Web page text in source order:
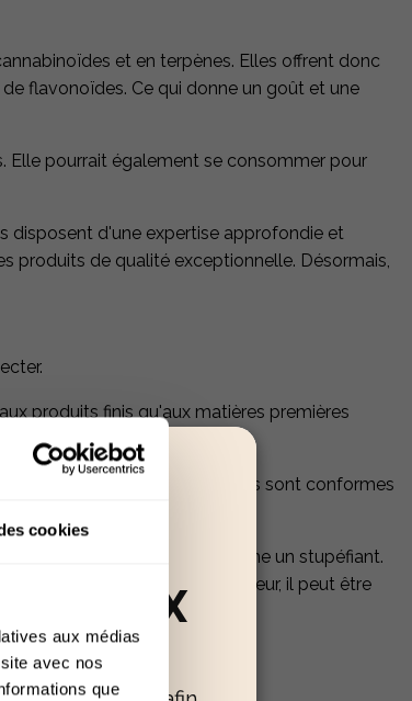
cookies
aux médias
avec nos
que
AUX
et en terpènes. Elles offrent donc
flavonoïdes. Ce qui donne un goût et une
Elle pourrait également se consommer pour
disposent d'une expertise approfondie et
produits de qualité exceptionnelle. Désormais,
produits finis qu'aux matières premières
légal.
garantissent que les produits sont conformes
pas être considéré comme un stupéfiant.
les normes de THC en vigueur, il peut être